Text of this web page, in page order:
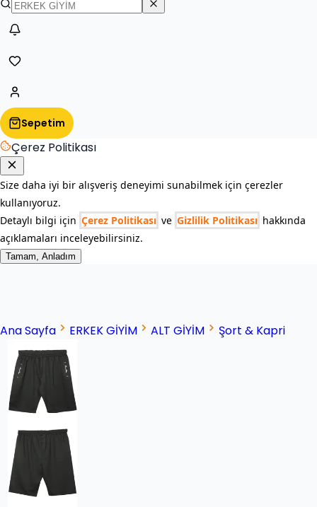
Sepetim
Çerez Politikası
Size daha iyi bir alışveriş deneyimi sunabilmek için çerezler
kullanıyoruz.
Detaylı bilgi için Çerez Politikası ve Gizlilik Politikası hakkında
açıklamaları inceleyebilirsiniz.
Tamam, Anladım
Ana Sayfa ERKEK GİYİM ALT GİYİM Şort & Kapri